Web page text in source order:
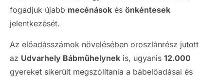
fogadjuk újabb mecénások és önkéntesek
jelentkezését.
Az előadásszámok növelésében oroszlánrész jutott
az Udvarhely Bábműhelynek is, ugyanis 12.000
gyereket sikerült megszólítania a bábelőadásai és